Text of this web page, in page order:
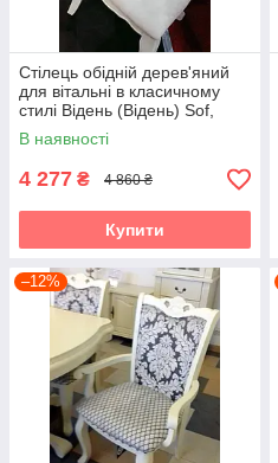
Стілець обідній дерев'яний
для вітальні в класичному
стилі Відень (Відень) Sof,
колір білий
В наявності
4 277 ₴ 4 860 ₴
Купити
–12%